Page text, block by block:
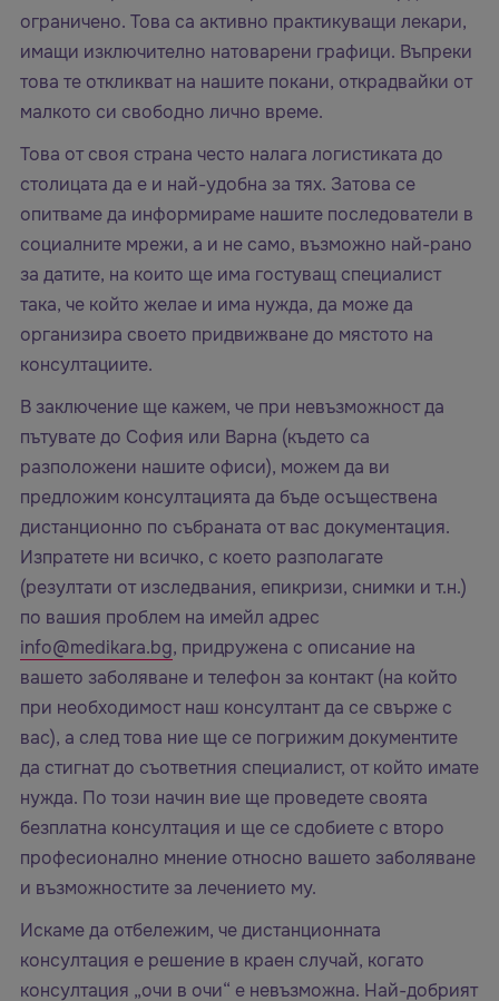
ограничено. Това са активно практикуващи лекари,
имащи изключително натоварени графици. Въпреки
това те откликват на нашите покани, открадвайки от
малкото си свободно лично време.
Това от своя страна често налага логистиката до
столицата да е и най-удобна за тях. Затова се
опитваме да информираме нашите последователи в
социалните мрежи, а и не само, възможно най-рано
за датите, на които ще има гостуващ специалист
така, че който желае и има нужда, да може да
организира своето придвижване до мястото на
консултациите.
В заключение ще кажем, че при невъзможност да
пътувате до София или Варна (където са
разположени нашите офиси), можем да ви
предложим консултацията да бъде осъществена
дистанционно по събраната от вас документация.
Изпратете ни всичко, с което разполагате
(резултати от изследвания, епикризи, снимки и т.н.)
по вашия проблем на имейл адрес
info@medikara.bg, придружена с описание на
вашето заболяване и телефон за контакт (на който
при необходимост наш консултант да се свърже с
вас), а след това ние ще се погрижим документите
да стигнат до съответния специалист, от който имате
нужда. По този начин вие ще проведете своята
безплатна консултация и ще се сдобиете с второ
професионално мнение относно вашето заболяване
и възможностите за лечението му.
Искаме да отбележим, че дистанционната
консултация е решение в краен случай, когато
консултация „очи в очи“ е невъзможна. Най-добрият